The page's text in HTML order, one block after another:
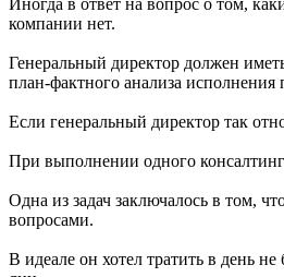
компании нет.
Генеральный директор должен
план-фактного анализа
Если генеральный директор так
При выполнении одного
Одна из задач заключалось в том,
вопросами.
В идеале он хотел тратить в день